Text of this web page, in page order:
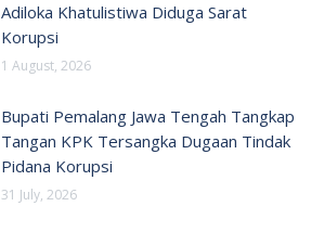
Adiloka Khatulistiwa Diduga Sarat
Korupsi
1 August, 2026
Bupati Pemalang Jawa Tengah Tangkap
Tangan KPK Tersangka Dugaan Tindak
Pidana Korupsi
31 July, 2026